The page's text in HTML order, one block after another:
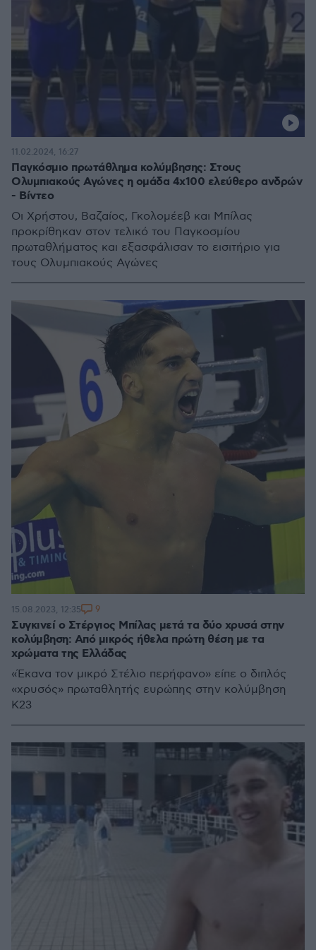
Παγκόσμιο πρωτάθλημα κολύμβησης: Στους
Ολυμπιακούς Αγώνες η ομάδα 4χ100 ελεύθερο ανδρών
- Βίντεο
Οι Χρήστου, Βαζαίος, Γκολομέεβ και Μπίλας
προκρίθηκαν στον τελικό του Παγκοσμίου
πρωταθλήματος και εξασφάλισαν το εισιτήριο για
τους Ολυμπιακούς Αγώνες
11.02.2024, 16:27
Συγκινεί ο Στέργιος Μπίλας μετά τα δύο χρυσά στην
κολύμβηση: Από μικρός ήθελα πρώτη θέση με τα
χρώματα της Ελλάδας
«Έκανα τον μικρό Στέλιο περήφανο» είπε ο διπλός
«χρυσός» πρωταθλητής ευρώπης στην κολύμβηση
Κ23
15.08.2023, 12:35 9